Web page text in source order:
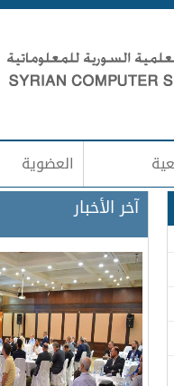
العضوية
آخر الأخبار